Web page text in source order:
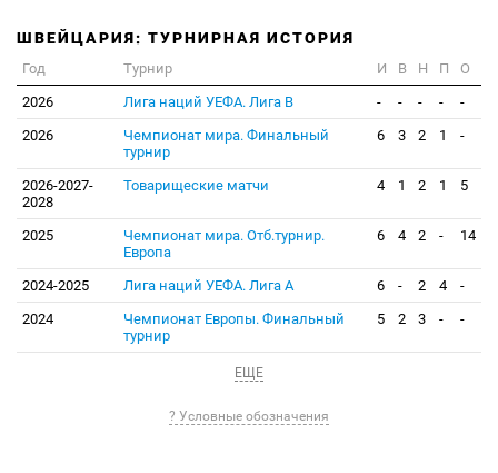
ШВЕЙЦАРИЯ: ТУРНИРНАЯ ИСТОРИЯ
Год Турнир И В Н П
О
2026
Лига наций УЕФА. Лига В - - - -
-
2026
Чемпионат мира. Финальный
турнир
6 3 2 1 -
2026-2027-
2028
Товарищеские матчи 4 1 2 1 5
2025
Чемпионат мира. Отб.турнир.
Европа
6 4 2 - 14
2024-2025 Лига наций УЕФА. Лига А 6 - 2 4
-
2024
Чемпионат Европы. Финальный
турнир
5 2 3 - -
ЕЩЕ
? Условные обозначения